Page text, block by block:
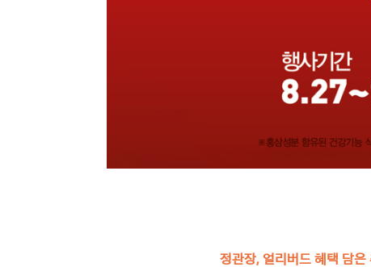
정관장, 얼리버드 혜택 담은